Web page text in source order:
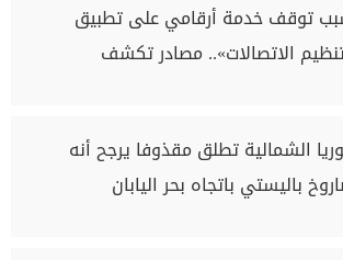
توقف خدمة أرقامي على تطبيق
الاتصالات».. مصادر تكشف
الشمالية تطلق مقذوفا يرجح أنه
باليستي باتجاه بحر اليابان